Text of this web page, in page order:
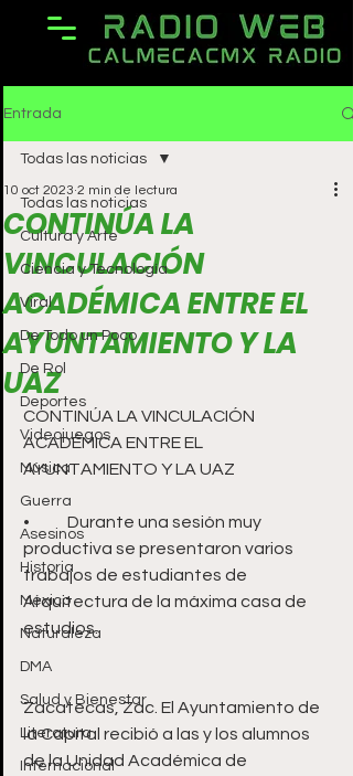
Entrada
Todas las noticias
Cultura y Arte
Ciencia y Tecnología
Viral
De Todo un Poco
De Rol
Deportes
Videojuegos
Música
Guerra
Asesinos
Historia
México
Naturaleza
DMA
Salud y Bienestar
Literatura
Internacional
Todas las noticias
CONTINÚA LA
VINCULACIÓN
ACADÉMICA ENTRE EL
AYUNTAMIENTO Y LA
UAZ
10 oct 2023 2 min de lectura
CONTINÚA LA VINCULACIÓN
ACADÉMICA ENTRE EL
AYUNTAMIENTO Y LA UAZ
•	Durante una sesión muy
productiva se presentaron varios
trabajos de estudiantes de
Arquitectura de la máxima casa de
estudios.
Zacatecas, Zac. El Ayuntamiento de
la Capital recibió a las y los alumnos
de la Unidad Académica de